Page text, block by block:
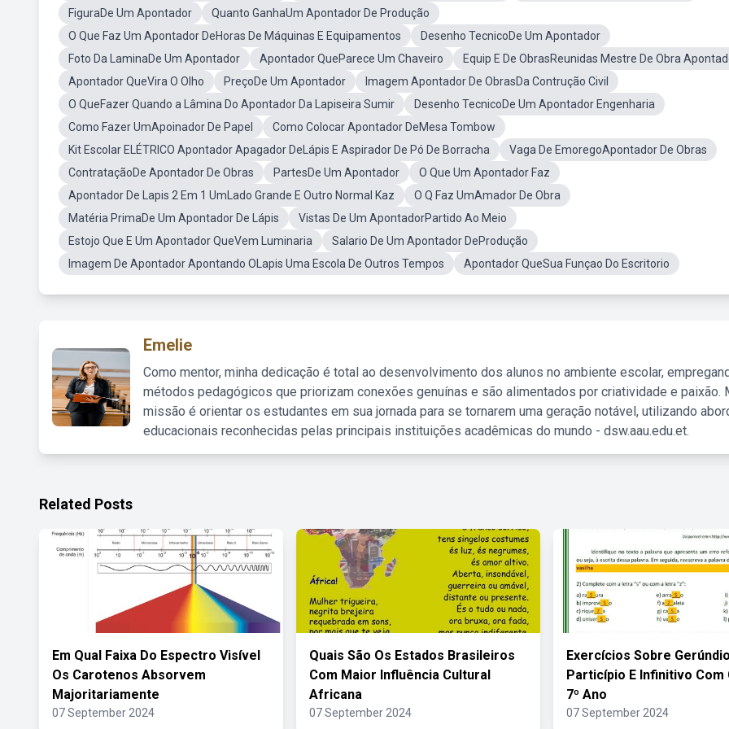
FiguraDe Um Apontador
Quanto GanhaUm Apontador De Produção
O Que Faz Um Apontador DeHoras De Máquinas E Equipamentos
Desenho TecnicoDe Um Apontador
Foto Da LaminaDe Um Apontador
Apontador QueParece Um Chaveiro
Equip E De ObrasReunidas Mestre De Obra
Apontador QueVira O Olho
PreçoDe Um Apontador
Imagem Apontador De ObrasDa Contrução Civil
O QueFazer Quando a Lâmina Do Apontador Da Lapiseira Sumir
Desenho TecnicoDe Um Apontador Engenharia
Como Fazer UmApoinador De Papel
Como Colocar Apontador DeMesa Tombow
Kit Escolar ELÉTRICO Apontador Apagador DeLápis E Aspirador De Pó De Borracha
Vaga De EmoregoApontador De Obras
ContrataçãoDe Apontador De Obras
PartesDe Um Apontador
O Que Um Apontador Faz
Apontador De Lapis 2 Em 1 UmLado Grande E Outro Normal Kaz
O Q Faz UmAmador De Obra
Matéria PrimaDe Um Apontador De Lápis
Vistas De Um ApontadorPartido Ao Meio
Estojo Que E Um Apontador QueVem Luminaria
Salario De Um Apontador DeProdução
Imagem De Apontador Apontando OLapis Uma Escola De Outros Tempos
Apontador QueSua Funçao Do Escritorio
Emelie
Como mentor, minha dedicação é total ao desenvolvimento dos alunos no ambiente escolar,
métodos pedagógicos que priorizam conexões genuínas e são alimentados por criatividade e paixão.
missão é orientar os estudantes em sua jornada para se tornarem uma geração notável, utilizando
educacionais reconhecidas pelas principais instituições acadêmicas do mundo - dsw.aau.edu.et.
Related Posts
Em Qual Faixa Do Espectro Visível
Os Carotenos Absorvem
Majoritariamente
07 September 2024
Quais São Os Estados Brasileiros
Com Maior Influência Cultural
Africana
07 September 2024
Exercícios Sobre
Particípio E Infinitivo Com
7º Ano
07 September 2024